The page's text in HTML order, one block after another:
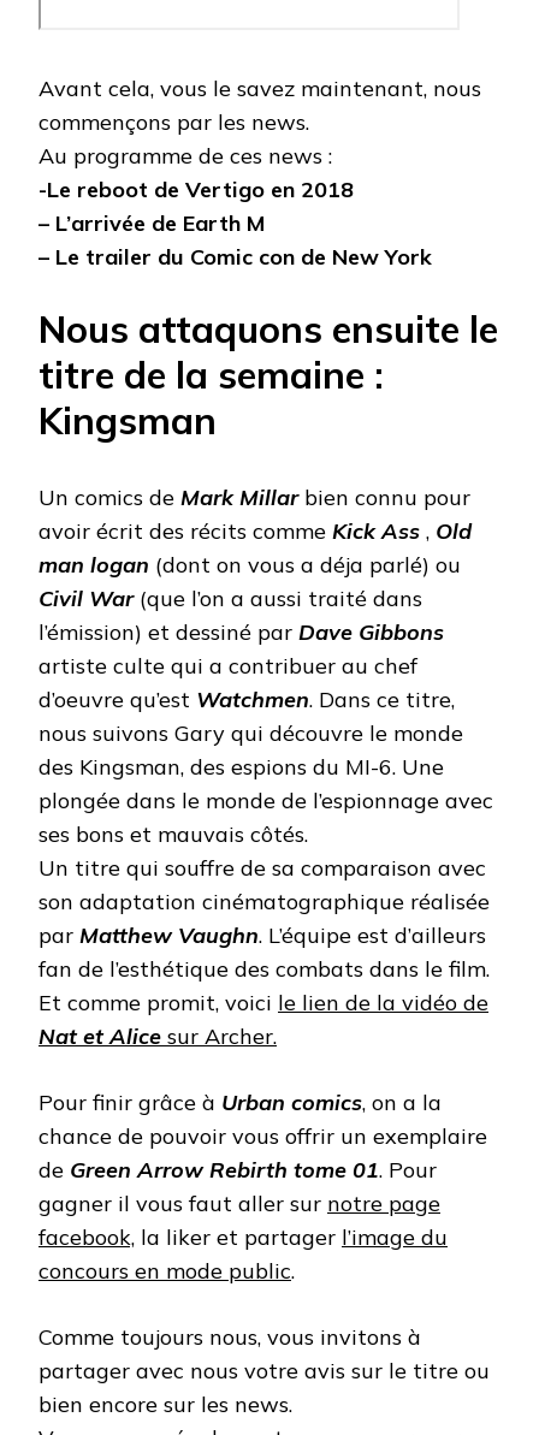
Avant cela, vous le savez maintenant, nous
commençons par les news.
Au programme de ces news :
-Le reboot de Vertigo en 2018
– L’arrivée de Earth M
– Le trailer du Comic con de New York
Nous attaquons ensuite le
titre de la semaine :
Kingsman
Un comics de Mark Millarbien connu pour
avoir écrit des récits comme Kick Ass , Old
man logan (dont on vous a déja parlé) ou
Civil War(que l’on a aussi traité dans
l’émission) et dessiné par Dave Gibbons
artiste culte qui a contribuer au chef
d’oeuvre qu’est Watchmen. Dans ce titre,
nous suivons Gary qui découvre le monde
des Kingsman, des espions du MI-6. Une
plongée dans le monde de l’espionnage avec
ses bons et mauvais côtés.
Un titre qui souffre de sa comparaison avec
son adaptation cinématographique réalisée
par Matthew Vaughn. L’équipe est d’ailleurs
fan de l’esthétique des combats dans le film.
Et comme promit, voici le lien de la vidéo de
Nat et Alice sur Archer.
Pour finir grâce à Urban comics, on a la
chance de pouvoir vous offrir un exemplaire
de Green Arrow Rebirth tome 01. Pour
gagner il vous faut aller sur notre page
facebook, la liker et partager l’image du
concours en mode public.
Comme toujours nous, vous invitons à
partager avec nous votre avis sur le titre ou
bien encore sur les news.